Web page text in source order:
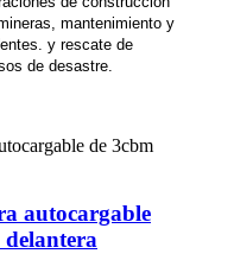
mantenimiento y
y rescate de
de desastre.
autocargable